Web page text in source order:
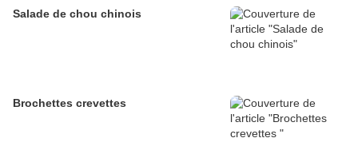
Salade de chou chinois
Brochettes crevettes